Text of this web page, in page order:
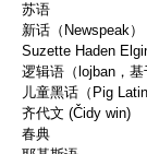
苏语
新话（Newspeak）
Suzette Haden
逻辑语（lojban，基
儿童黑话（Pig Latin
齐代文 (Čidy win)
春典